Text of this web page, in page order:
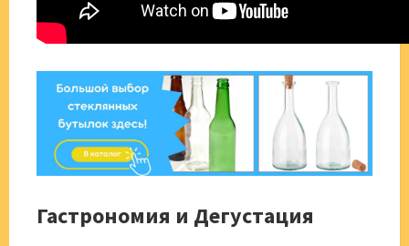
Гастрономия и Дегустация